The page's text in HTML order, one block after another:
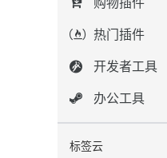
热门插件
开发者工具
办公工具
标签云